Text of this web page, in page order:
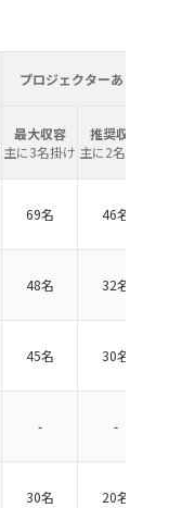
プロジェクターあり
最大収容
主に3名掛け
推奨収容
主に2名掛け
69名 46名
48名 32名
45名 30名
- -
30名 20名